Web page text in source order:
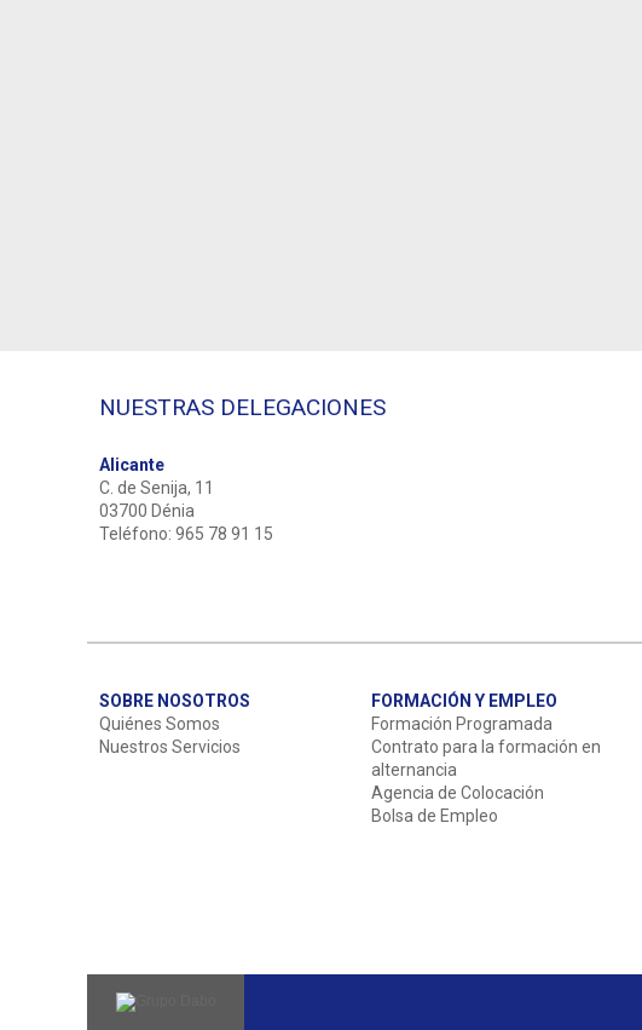
NUESTRAS DELEGACIONES
Alicante
C. de Senija, 11
03700 Dénia
Teléfono: 965 78 91 15
SOBRE NOSOTROS
Quiénes Somos
Nuestros Servicios
FORMACIÓN Y EMPLEO
Formación Programada
Contrato para la formación en
alternancia
Agencia de Colocación
Bolsa de Empleo